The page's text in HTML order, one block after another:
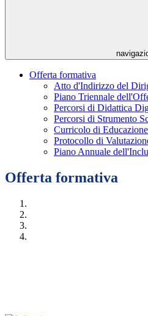
Offerta formativa
Atto d'Indirizzo del
Piano Triennale
Percorsi di Didattica
Percorsi di Strumento
Curricolo di
Protocollo di
Piano Annuale
Offerta formativa